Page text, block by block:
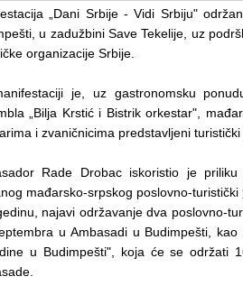
„Dani Srbije - Vidi Srbiju"
u zadužbini Save Tekelije, uz
organizacije Srbije.
je, uz gastronomsku
„Bilja Krstić i Bistrik orkestar",
i zvaničnicima predstavljeni turistički
Rade Drobac iskoristio je
mađarsko-srpskog poslovno-turistički
najavi održavanje dva poslovno-
u Ambasadi u Budimpešti, kao
u Budimpešti", koja će se održati